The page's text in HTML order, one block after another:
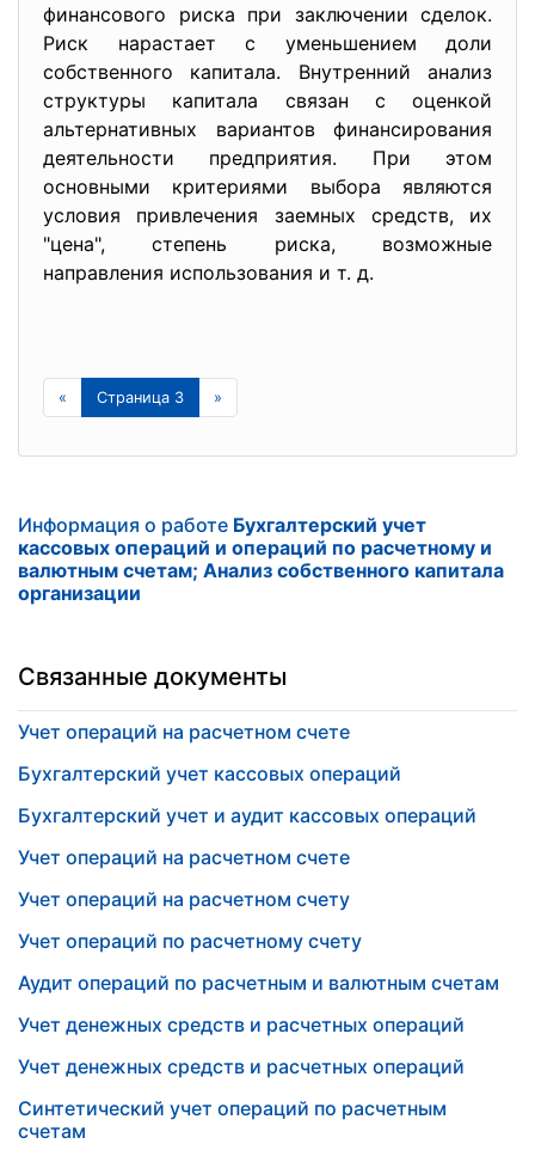
финансового риска при заключении сделок.
Риск нарастает с уменьшением доли
собственного капитала. Внутренний анализ
структуры капитала связан с оценкой
альтернативных вариантов финансирования
деятельности предприятия. При этом
основными критериями выбора являются
условия привлечения заемных средств, их
"цена", степень риска, возможные
направления использования и т. д.
« Страница 3 »
Информация о работе Бухгалтерский учет
кассовых операций и операций по расчетному и
валютным счетам; Анализ собственного капитала
организации
Связанные документы
Учет операций на расчетном счете
Бухгалтерский учет кассовых операций
Бухгалтерский учет и аудит кассовых операций
Учет операций на расчетном счете
Учет операций на расчетном счету
Учет операций по расчетному счету
Аудит операций по расчетным и валютным счетам
Учет денежных средств и расчетных операций
Учет денежных средств и расчетных операций
Синтетический учет операций по расчетным
счетам